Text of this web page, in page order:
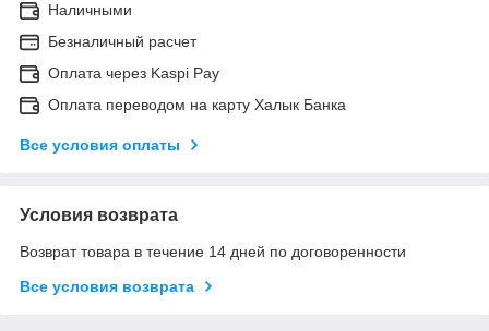
Наличными
Безналичный расчет
Оплата через Kaspi Pay
Оплата переводом на карту Халык Банка
Все условия оплаты
Условия возврата
Возврат товара в течение 14 дней по договоренности
Все условия возврата